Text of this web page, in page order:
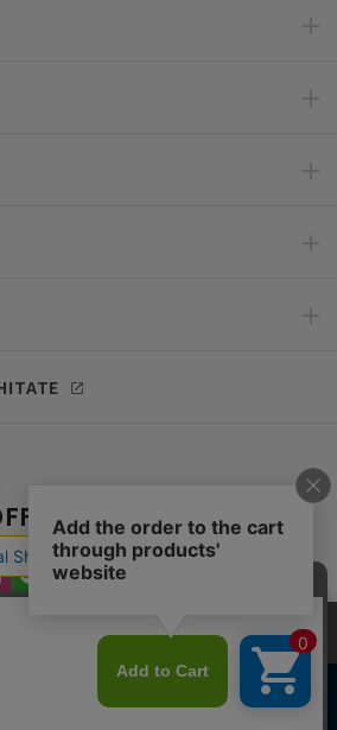
SNS
体験とコンテンツ改善のためにCookieを使用
ことで、Cookieの使用に同意したものとみな